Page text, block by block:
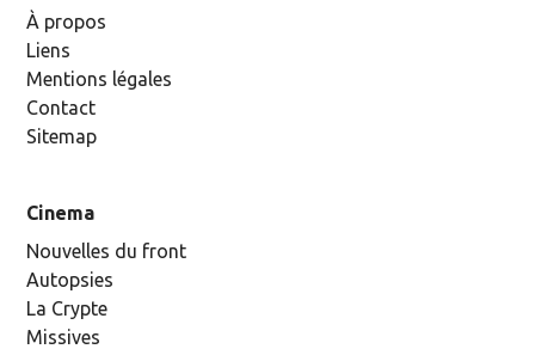
À propos
Liens
Mentions légales
Contact
Sitemap
Cinema
Nouvelles du front
Autopsies
La Crypte
Missives